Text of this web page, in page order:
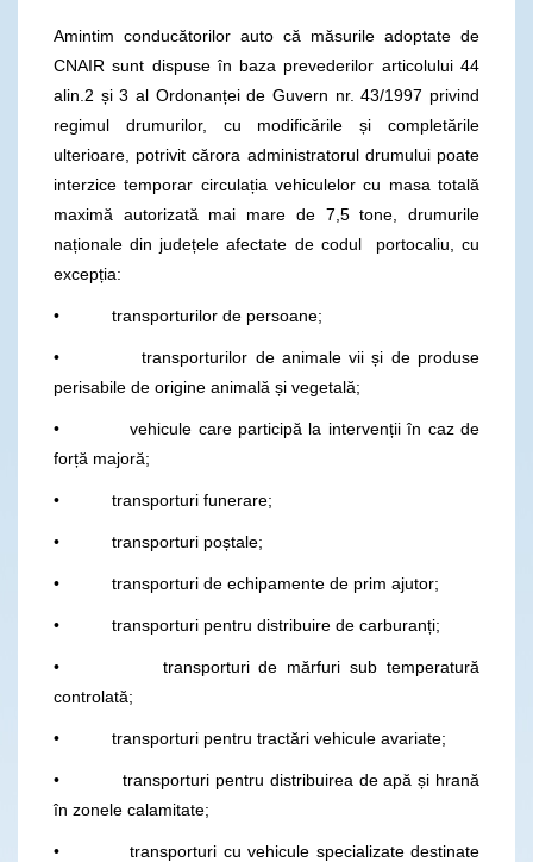
Amintim conducătorilor auto că măsurile adoptate de
CNAIR sunt dispuse în baza prevederilor articolului 44
alin.2 și 3 al Ordonanței de Guvern nr. 43/1997 privind
regimul drumurilor, cu modificările și completările
ulterioare, potrivit cărora administratorul drumului poate
interzice temporar circulația vehiculelor cu masa totală
maximă autorizată mai mare de 7,5 tone, drumurile
naționale din județele afectate de codul portocaliu, cu
excepția:
• transporturilor de persoane;
• transporturilor de animale vii și de produse
perisabile de origine animală și vegetală;
• vehicule care participă la intervenții în caz de
forță majoră;
• transporturi funerare;
• transporturi poștale;
• transporturi de echipamente de prim ajutor;
• transporturi pentru distribuire de carburanți;
• transporturi de mărfuri sub temperatură
controlată;
• transporturi pentru tractări vehicule avariate;
• transporturi pentru distribuirea de apă și hrană
în zonele calamitate;
• transporturi cu vehicule specializate destinate